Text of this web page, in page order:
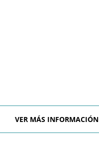
VER MÁS INFORMACIÓN